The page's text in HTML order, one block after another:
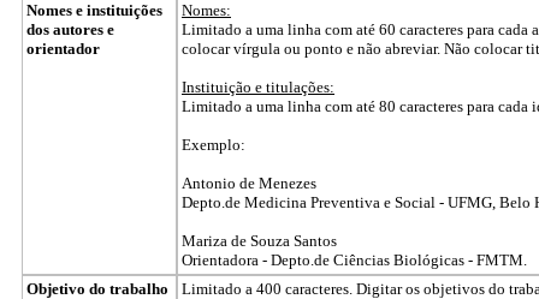
Nomes e instituições
dos autores e
orientador
Nomes:
Limitado a uma linha com até 60 caracteres para
colocar vírgula ou ponto e não abreviar. Não colocar
Instituição e titulações:
Limitado a uma linha com até 80 caracteres para
Exemplo:
Antonio de Menezes
Depto.de Medicina Preventiva e Social - UFMG, Belo
Mariza de Souza Santos
Orientadora - Depto.de Ciências Biológicas - FMTM.
Objetivo do trabalho
Limitado a 400 caracteres. Digitar os objetivos do